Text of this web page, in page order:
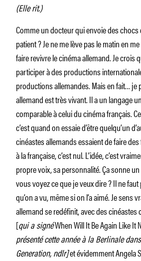
(Elle rit.)
Comme un docteur qui envoie des chocs
patient ? Je ne me lève pas le matin en
faire revivre le cinéma allemand. Je crois
participer à des productions
productions allemandes. Mais en fait… je
allemand est très vivant. Il a un langage
comparable à celui du cinéma français.
c’est quand on essaie d’être quelqu’un
cinéastes allemands essaient de faire des
à la française, c’est nul. L’idée, c’est
propre voix, sa personnalité. Ça sonne
vous voyez ce que je veux dire ? Il ne
qu’on a vu, même si on l’a aimé. Je sens
allemand se redéfinit, avec des
[qui a signéWhen Will It Be Again Like It
présenté cette année à la Berlinale
Generation, ndlr]et évidemment Angela